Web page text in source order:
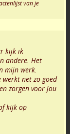
van je
kijk ik
andere. Het
mijn werk.
werkt net zo goed
zorgen voor jou
kijk op